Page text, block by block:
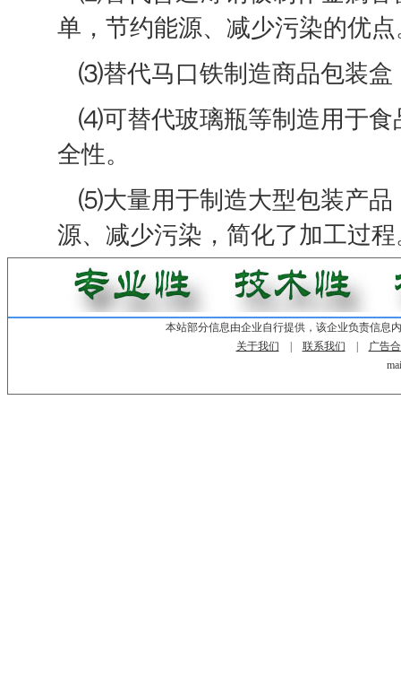
单，节约能源、减少污染的优点
⑶替代马口铁制造商品包装盒
⑷可替代玻璃瓶等制造用于食
全性。
⑸大量用于制造大型包装产品
源、减少污染，简化了加工过程
本站部分信息由企业自行提供，该企业负责信息
关于我们
联系我们
广告